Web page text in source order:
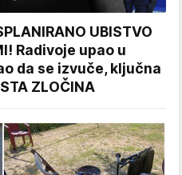
UBISTVO
Radivoje upao u
da se izvuče, ključna
ZLOČINA